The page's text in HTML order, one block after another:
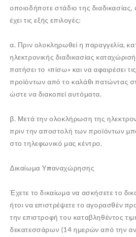
οποιοδήποτε στάδιο της
έχει τις εξής επιλογές:
α. Πριν ολοκληρωθεί η παραγγελία,
ηλεκτρονικής διαδικασίας
πατήσει το «πίσω» και να αφαιρέσει
προϊόντων από το καλάθι πατώντας
ώστε να διακοπεί αυτόματα.
β. Μετά την ολοκλήρωση της
πριν την αποστολή των προϊόντων
στο τηλεφωνικό μας κέντρο.
Δικαίωμα Υπαναχώρησης
Έχετε το δικαίωμα να ασκήσετε το
ήτοι να επιστρέψετε το αγορασθέν
την επιστροφή του καταβληθέντος
δεκατεσσάρων (14 ημερών από την